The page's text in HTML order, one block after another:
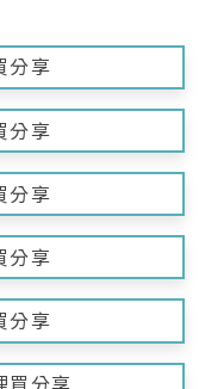
分享
分享
分享
分享
分享